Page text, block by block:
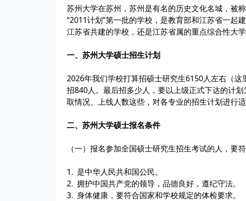
苏州大学在苏州，苏州是有名的历史文化名城，被
“2011计划”第一批的学校，是教育部和江苏省一起
江苏省共建的学校，还是江苏省属的重点综合性大学
一、苏州大学硕士招生计划
2026年我们学校打算招硕士研究生6150人左右（
招840人。最后招多少人，要以上级正式下达的计
取情况、上线人数这些，对各专业的招生计划进行适
二、苏州大学硕士报名条件
（一）报名参加全国硕士研究生招生考试的人，要
1. 是中华人民共和国公民。
2. 拥护中国共产党的领导，品德良好，遵纪守法。
3. 身体健康，要符合国家和学校规定的体检要求。